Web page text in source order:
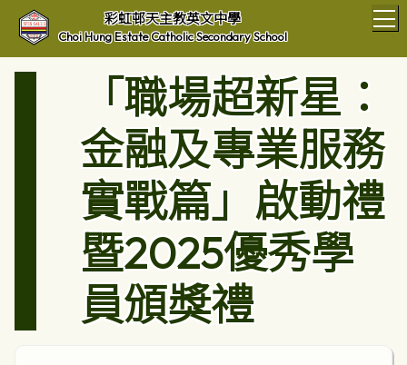
彩虹邨天主教英文中學
Choi Hung Estate Catholic Secondary School
「職場超新星：
金融及專業服務
實戰篇」啟動禮
暨2025優秀學
員頒獎禮